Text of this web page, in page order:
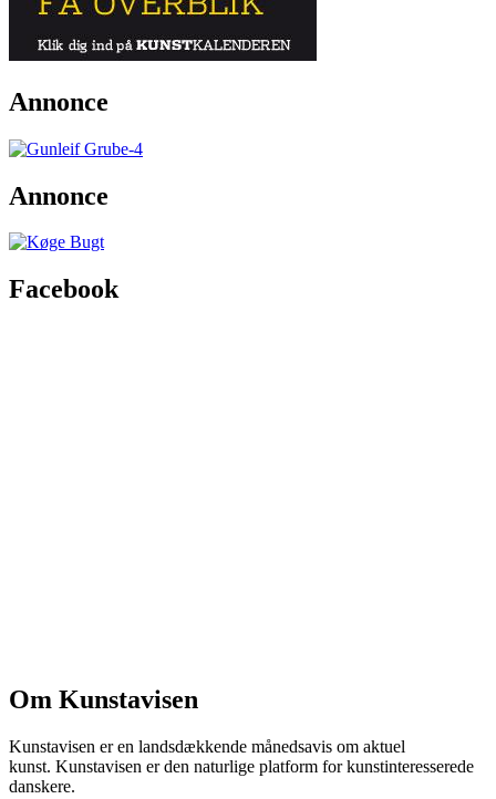
Annonce
Annonce
Facebook
Om Kunstavisen
Kunstavisen er en landsdækkende månedsavis om aktuel
kunst. Kunstavisen er den naturlige platform for kunstinteresserede
danskere.